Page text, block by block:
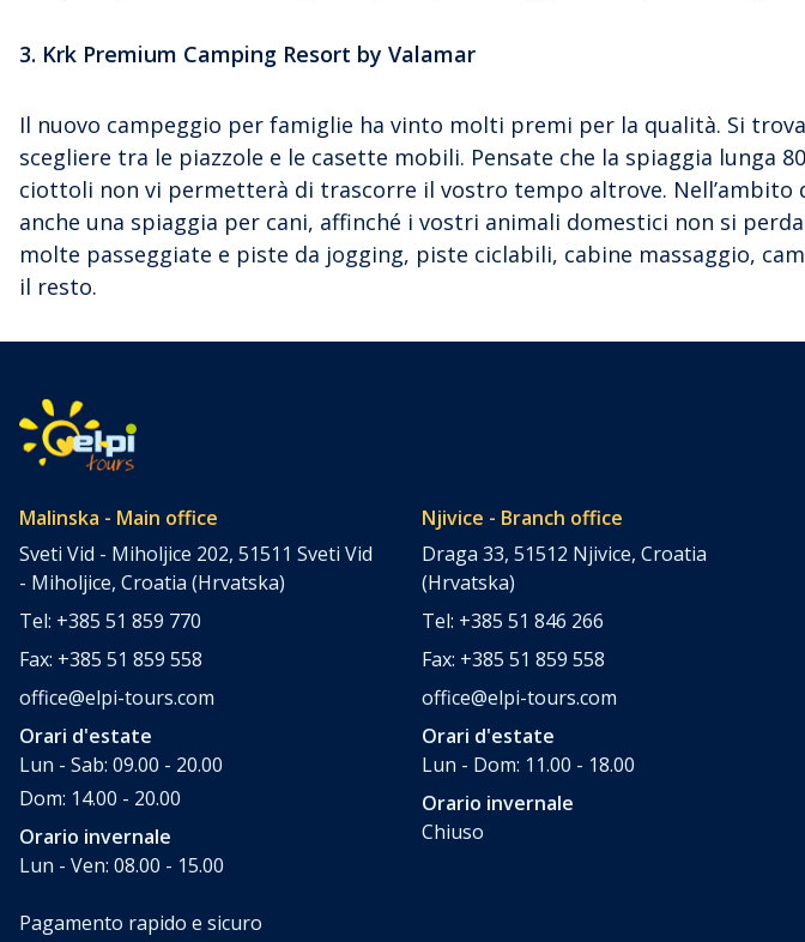
3. Krk Premium Camping Resort by Valamar
Il nuovo campeggio per famiglie ha vinto molti premi per la qualità. Si
scegliere tra le piazzole e le casette mobili. Pensate che la spiaggia lunga
ciottoli non vi permetterà di trascorre il vostro tempo altrove. Nell’ambito
anche una spiaggia per cani, affinché i vostri animali domestici non si
molte passeggiate e piste da jogging, piste ciclabili, cabine massaggio,
il resto.
Malinska - Main office
Sveti Vid - Miholjice 202, 51511 Sveti Vid
- Miholjice, Croatia (Hrvatska)
Tel: +385 51 859 770
Fax: +385 51 859 558
office@elpi-tours.com
Orari d'estate
Lun - Sab: 09.00 - 20.00
Dom: 14.00 - 20.00
Orario invernale
Lun - Ven: 08.00 - 15.00
Njivice - Branch office
Draga 33, 51512 Njivice, Croatia
(Hrvatska)
Tel: +385 51 846 266
Fax: +385 51 859 558
office@elpi-tours.com
Orari d'estate
Lun - Dom: 11.00 - 18.00
Orario invernale
Chiuso
Pagamento rapido e sicuro